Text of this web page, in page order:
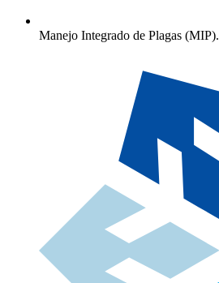
Manejo Integrado de Plagas (MIP).